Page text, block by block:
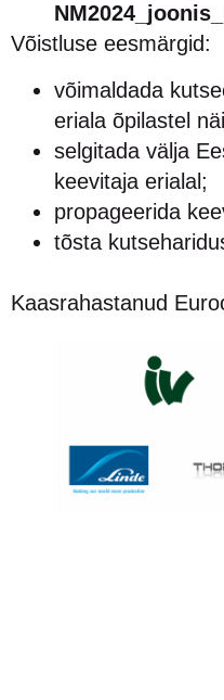
Võistluse eesmärgid:
võimaldada
eriala õpilastel
selgitada välja
keevitaja erialal;
propageerida
tõsta
Kaasrahastanud